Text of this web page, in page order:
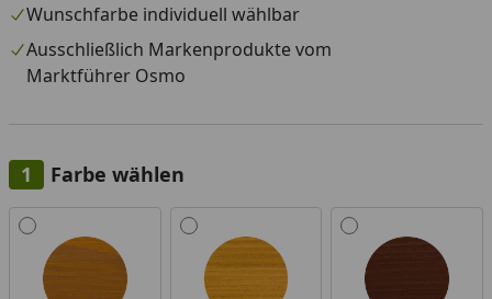
Endanstrich in Wunschfarbe, Fußboden Hartwachs-Öl,
Klarwachs für Innenwände und Fenster/Türen,
Farbwanne inkl. Abstreifrillen, Einwegeinsätze (3 Stück),
Flächenstreicher (60 mm breit) und 1 Liter Pinselreiniger.
Ersparnis ggü. Einzelkauf: ca. 10%.
Wunschfarbe individuell wählbar
Ausschließlich Markenprodukte vom
Marktführer Osmo
Farbe wählen
Alle anzeigen (7)